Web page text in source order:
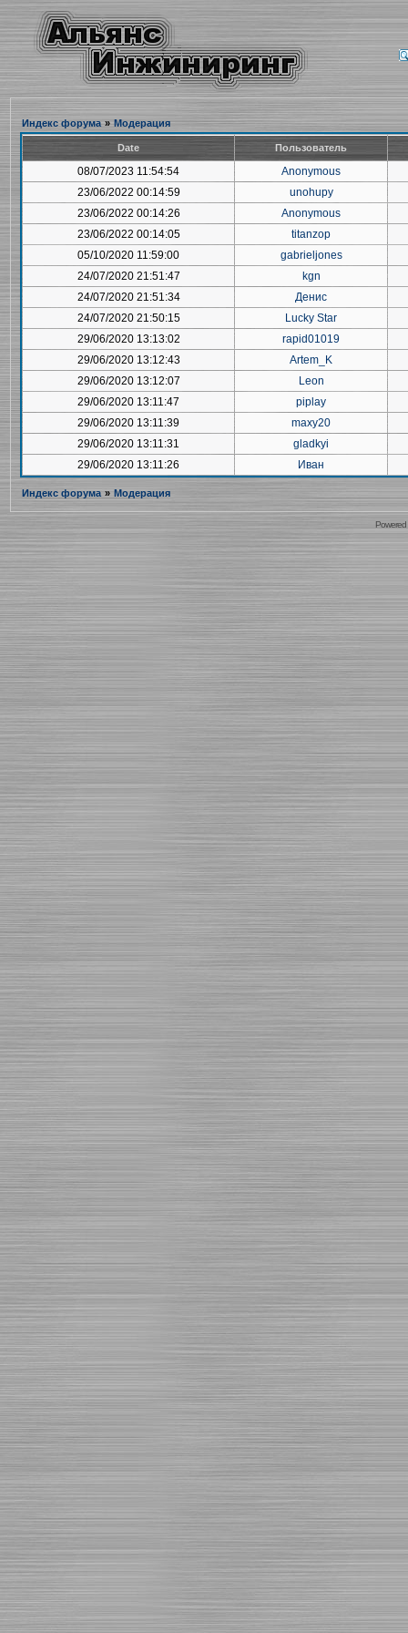
Индекс форума » Модерация
Date Пользователь
08/07/2023 11:54:54
Anonymous
23/06/2022 00:14:59
unohupy
23/06/2022 00:14:26
Anonymous
23/06/2022 00:14:05
titanzop
05/10/2020 11:59:00
gabrieljones
24/07/2020 21:51:47
kgn
24/07/2020 21:51:34
Денис
24/07/2020 21:50:15
Lucky Star
29/06/2020 13:13:02
rapid01019
29/06/2020 13:12:43
Artem_K
29/06/2020 13:12:07
Leon
29/06/2020 13:11:47
piplay
29/06/2020 13:11:39
maxy20
29/06/2020 13:11:31
gladkyi
29/06/2020 13:11:26
Иван
Индекс форума » Модерация